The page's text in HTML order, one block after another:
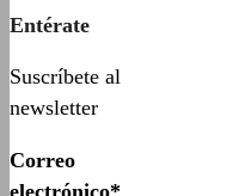
Entérate
Suscríbete al
newsletter
Correo
electrónico*